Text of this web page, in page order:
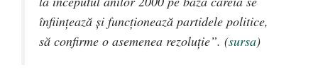
înființează și funcționează partidele politice,
să confirme o asemenea rezoluție”. (sursa)